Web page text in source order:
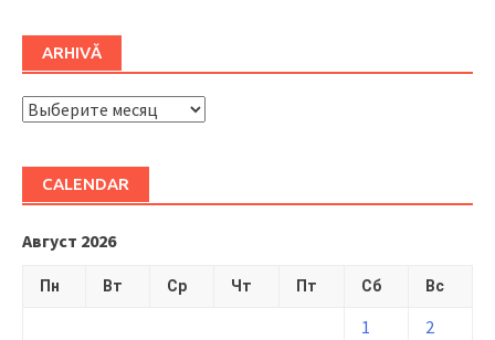
ARHIVĂ
ARHIVĂ
CALENDAR
Август 2026
Пн Вт Ср Чт Пт Сб Вс
1
2